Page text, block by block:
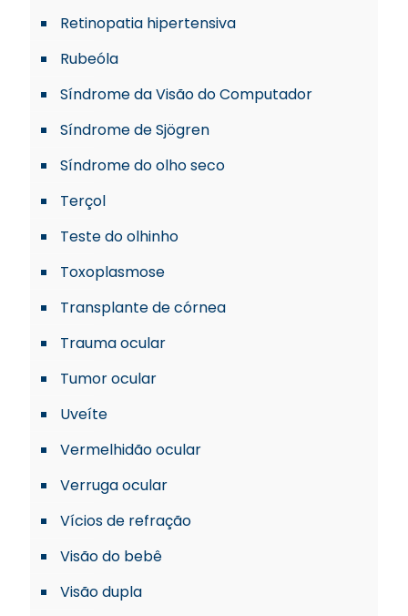
Retinopatia hipertensiva
Rubeóla
Síndrome da Visão do Computador
Síndrome de Sjögren
Síndrome do olho seco
Terçol
Teste do olhinho
Toxoplasmose
Transplante de córnea
Trauma ocular
Tumor ocular
Uveíte
Vermelhidão ocular
Verruga ocular
Vícios de refração
Visão do bebê
Visão dupla